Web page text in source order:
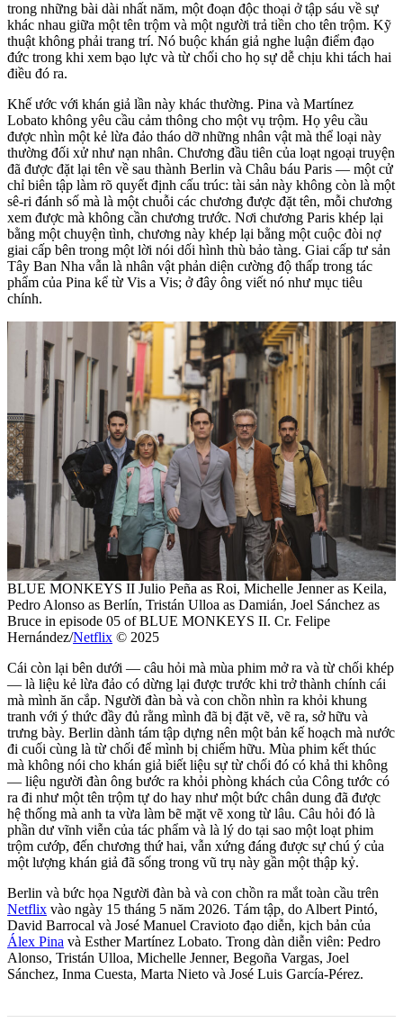
trong những bài dài nhất năm, một đoạn độc thoại ở tập sáu về sự
khác nhau giữa một tên trộm và một người trả tiền cho tên trộm. Kỹ
thuật không phải trang trí. Nó buộc khán giả nghe luận điểm đạo
đức trong khi xem bạo lực và từ chối cho họ sự dễ chịu khi tách hai
điều đó ra.
Khế ước với khán giả lần này khác thường. Pina và Martínez
Lobato không yêu cầu cảm thông cho một vụ trộm. Họ yêu cầu
được nhìn một kẻ lừa đảo tháo dỡ những nhân vật mà thể loại này
thường đối xử như nạn nhân. Chương đầu tiên của loạt ngoại truyện
đã được đặt lại tên về sau thành Berlin và Châu báu Paris — một cử
chỉ biên tập làm rõ quyết định cấu trúc: tài sản này không còn là một
sê-ri đánh số mà là một chuỗi các chương được đặt tên, mỗi chương
xem được mà không cần chương trước. Nơi chương Paris khép lại
bằng một chuyện tình, chương này khép lại bằng một cuộc đòi nợ
giai cấp bên trong một lời nói dối hình thù bảo tàng. Giai cấp tư sản
Tây Ban Nha vẫn là nhân vật phản diện cường độ thấp trong tác
phẩm của Pina kể từ Vis a Vis; ở đây ông viết nó như mục tiêu
chính.
BLUE MONKEYS II Julio Peña as Roi, Michelle Jenner as Keila,
Pedro Alonso as Berlín, Tristán Ulloa as Damián, Joel Sánchez as
Bruce in episode 05 of BLUE MONKEYS II. Cr. Felipe
Hernández/Netflix © 2025
Cái còn lại bên dưới — câu hỏi mà mùa phim mở ra và từ chối khép
— là liệu kẻ lừa đảo có dừng lại được trước khi trở thành chính cái
mà mình ăn cắp. Người đàn bà và con chồn nhìn ra khỏi khung
tranh với ý thức đầy đủ rằng mình đã bị đặt vẽ, vẽ ra, sở hữu và
trưng bày. Berlin dành tám tập dựng nên một bản kế hoạch mà nước
đi cuối cùng là từ chối để mình bị chiếm hữu. Mùa phim kết thúc
mà không nói cho khán giả biết liệu sự từ chối đó có khả thi không
— liệu người đàn ông bước ra khỏi phòng khách của Công tước có
ra đi như một tên trộm tự do hay như một bức chân dung đã được
hệ thống mà anh ta vừa làm bẽ mặt vẽ xong từ lâu. Câu hỏi đó là
phần dư vĩnh viễn của tác phẩm và là lý do tại sao một loạt phim
trộm cướp, đến chương thứ hai, vẫn xứng đáng được sự chú ý của
một lượng khán giả đã sống trong vũ trụ này gần một thập kỷ.
Berlin và bức họa Người đàn bà và con chồn ra mắt toàn cầu trên
Netflix vào ngày 15 tháng 5 năm 2026. Tám tập, do Albert Pintó,
David Barrocal và José Manuel Cravioto đạo diễn, kịch bản của
Álex Pina và Esther Martínez Lobato. Trong dàn diễn viên: Pedro
Alonso, Tristán Ulloa, Michelle Jenner, Begoña Vargas, Joel
Sánchez, Inma Cuesta, Marta Nieto và José Luis García-Pérez.